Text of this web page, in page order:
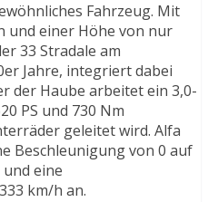
Fahrzeug. Mit
und einer Höhe von nur
33 Stradale am
Jahre, integriert dabei
der Haube arbeitet ein 3,0-
PS und 730 Nm
geleitet wird. Alfa
Beschleunigung von 0 auf
eine
km/h an.